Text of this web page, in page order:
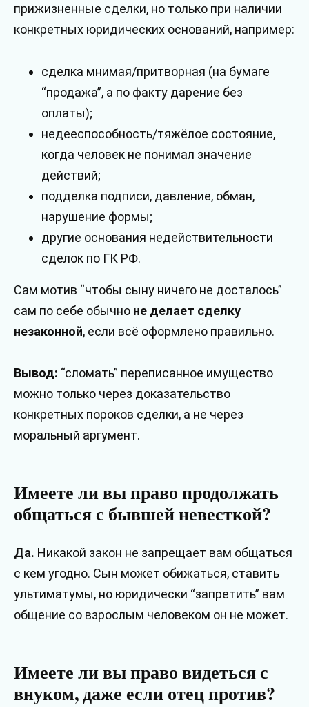
прижизненные сделки, но только при наличии
конкретных юридических оснований, например:
сделка мнимая/притворная (на бумаге
“продажа”, а по факту дарение без
оплаты);
недееспособность/тяжёлое состояние,
когда человек не понимал значение
действий;
подделка подписи, давление, обман,
нарушение формы;
другие основания недействительности
сделок по ГК РФ.
Сам мотив “чтобы сыну ничего не досталось”
сам по себе обычно не делает сделку
незаконной, если всё оформлено правильно.
Вывод: “сломать” переписанное имущество
можно только через доказательство
конкретных пороков сделки, а не через
моральный аргумент.
Имеете ли вы право продолжать
общаться с бывшей невесткой?
Да. Никакой закон не запрещает вам общаться
с кем угодно. Сын может обижаться, ставить
ультиматумы, но юридически “запретить” вам
общение со взрослым человеком он не может.
Имеете ли вы право видеться с
внуком, даже если отец против?